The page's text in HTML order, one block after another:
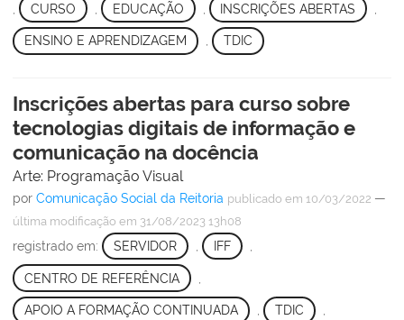
CURSO EDUCAÇÃO INSCRIÇÕES ABERTAS
ENSINO E APRENDIZAGEM , TDIC
Inscrições abertas para curso sobre
tecnologias digitais de informação e
comunicação na docência
Arte: Programação Visual
por Comunicação Social da Reitoria publicado em 10/03/2022 —
última modificação em 31/08/2023 13h08
registrado em: SERVIDOR IFF
CENTRO DE REFERÊNCIA
APOIO A FORMAÇÃO CONTINUADA , TDIC ,